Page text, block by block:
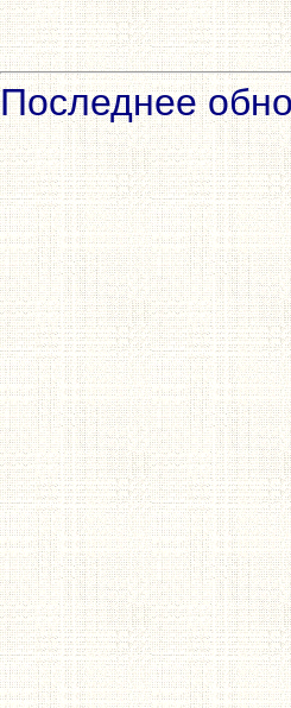
Последнее